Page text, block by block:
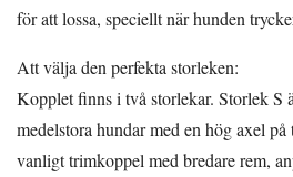
för att lossa, speciellt när hunden
Att välja den perfekta storleken:
Kopplet finns i två storlekar. Storlek S
medelstora hundar med en hög axel
vanligt trimkoppel med bredare rem,